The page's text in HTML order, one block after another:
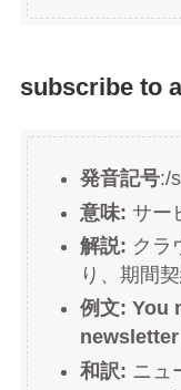
subscribe to
発音記号:/
意味: サー
解説: クラ
り、期間
例文: You
和訳: ニュ